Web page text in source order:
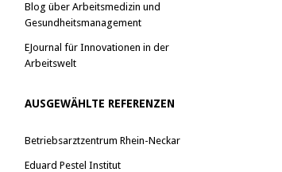
Blog über Arbeitsmedizin und
Gesundheitsmanagement
EJournal für Innovationen in der
Arbeitswelt
AUSGEWÄHLTE REFERENZEN
Betriebsarztzentrum Rhein-Neckar
Eduard Pestel Institut